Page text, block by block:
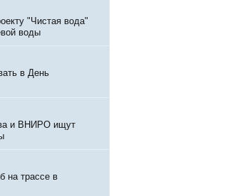
"Чистая вода"
воды
в День
и ВНИРО ищут
на трассе в